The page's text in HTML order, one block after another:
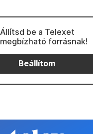
Állítsd be a Telexet
megbízható forrásnak!
Beállítom